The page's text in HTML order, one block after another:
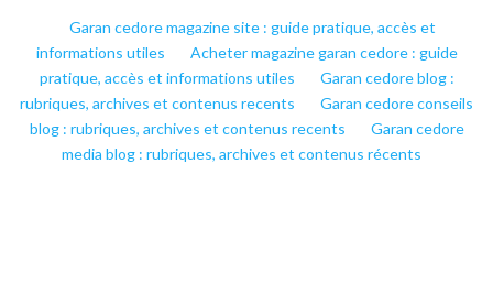
Garan cedore magazine site : guide pratique, accès et
informations utiles
Acheter magazine garan cedore : guide
pratique, accès et informations utiles
Garan cedore blog :
rubriques, archives et contenus recents
Garan cedore conseils
blog : rubriques, archives et contenus recents
Garan cedore
media blog : rubriques, archives et contenus récents